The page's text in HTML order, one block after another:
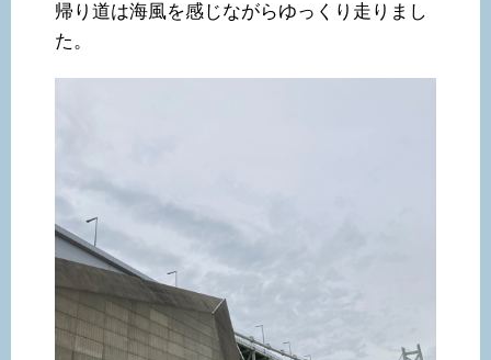
帰り道は海風を感じながらゆっくり走りまし
た。